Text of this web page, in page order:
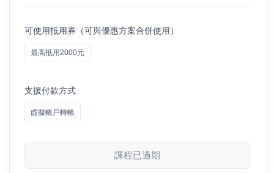
可使用抵用券（可與優惠方案合併使用）
最高抵用2000元
支援付款方式
虛擬帳戶轉帳
課程已過期